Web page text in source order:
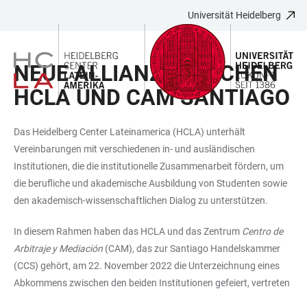
ZUR
BARRIEREFREIHEIT
Universität Heidelberg
NEUE ALLIANZ ZWISCHEN
HCLA UND CAM SANTIAGO
Das Heidelberg Center Lateinamerica (HCLA) unterhält
Vereinbarungen mit verschiedenen in- und ausländischen
Institutionen, die die institutionelle Zusammenarbeit fördern, um
die berufliche und akademische Ausbildung von Studenten sowie
den akademisch-wissenschaftlichen Dialog zu unterstützen.
In diesem Rahmen haben das HCLA und das Zentrum Centro de
Arbitraje y Mediación (CAM), das zur Santiago Handelskammer
(CCS) gehört, am 22. November 2022 die Unterzeichnung eines
Abkommens zwischen den beiden Institutionen gefeiert, vertreten